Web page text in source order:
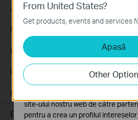
Access Pro
Routere prin cablu
Routere Wi-Fi
Routere 4G
Routere integrate
Cloud-Based
From United States?
Get products, events and services
Apasă
Other Option
Cookie-uri de bază
Aceste cookie-uri sunt necesare
site-ului web și nu pot fi
Cookie-uri de analiză și marketing
Cookie-urile de analiză ne permit
tale de pe site-ul nostru web a
funcționalitatea site-ului.
site-ului nostru web de către
pentru a crea un profilul